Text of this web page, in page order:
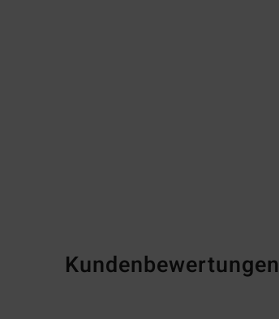
Kundenbewertungen